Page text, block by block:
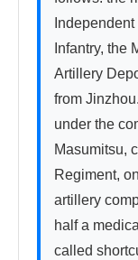
Infantry, the
Artillery
from
under the
Masumitsu,
Regiment,
artillery
half a
called